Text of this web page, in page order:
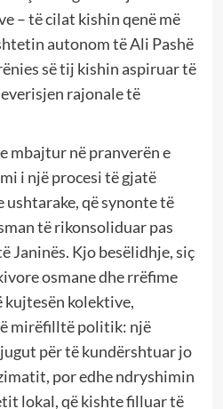
– të cilat kishin qenë më
autonom të Ali Pashë
së tij kishin aspiruar të
rajonale të
mbajtur në pranverën e
i një procesi të gjatë
që synonte të
të rikonsoliduar pas
Janinës. Kjo besëlidhje, siç
osmane dhe rrëfime
kujtesën kolektive,
mirëfilltë politik: një
për të kundërshtuar jo
por edhe ndryshimin
lokal, që kishte filluar të